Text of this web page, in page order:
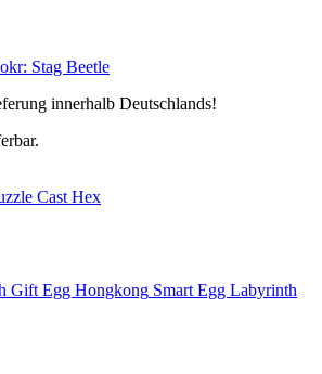
Stag Beetle
innerhalb Deutschlands!
Cast Hex
Smart Egg Labyrinth